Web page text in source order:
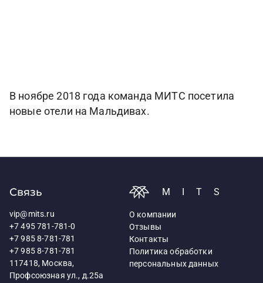
В ноябре 2018 года команда МИТС посетила
новые отели на Мальдивах.
Связь
vip@mits.ru
+7 495 781-781-0
+7 985 8-781-781
+7 985 8-781-781
117418, Москва,
Профсоюзная ул., д.25а
MITS
О компании
Отзывы
Контакты
Политика обработки
персональных данных